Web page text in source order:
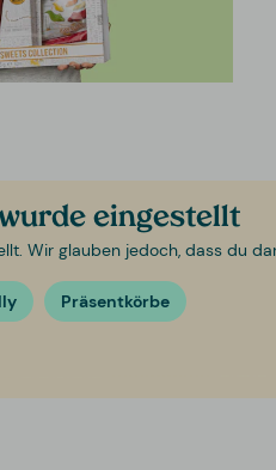
eingestellt
Wir glauben jedoch, dass du
Präsentkörbe